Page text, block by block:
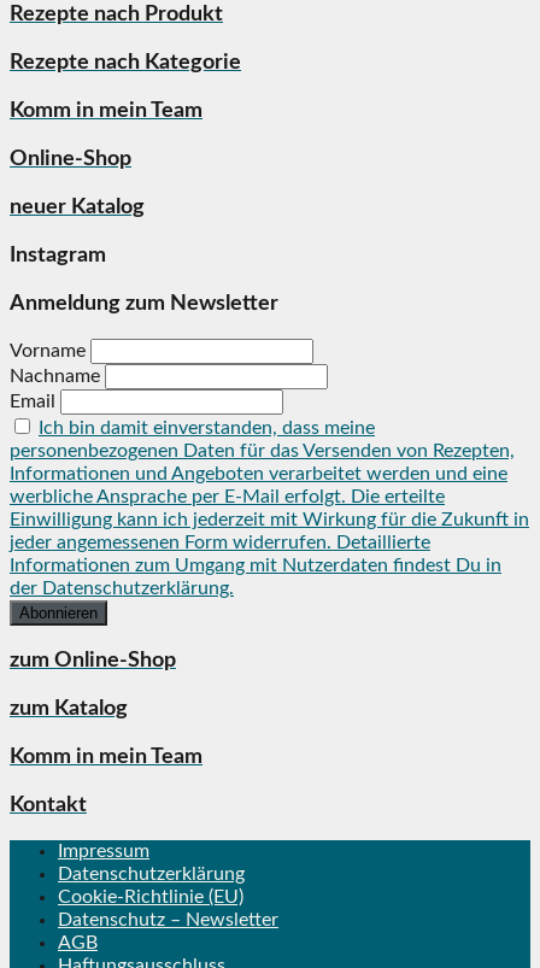
Kategorie
Rezepte nach Produkt
Rezepte nach Kategorie
Komm in mein Team
Online-Shop
neuer Katalog
Instagram
Anmeldung zum Newsletter
Vorname
Nachname
Email
Ich bin damit einverstanden, dass meine
personenbezogenen Daten für das Versenden von Rezepten,
Informationen und Angeboten verarbeitet werden und eine
werbliche Ansprache per E-Mail erfolgt. Die erteilte
Einwilligung kann ich jederzeit mit Wirkung für die Zukunft in
jeder angemessenen Form widerrufen. Detaillierte
Informationen zum Umgang mit Nutzerdaten findest Du in
der Datenschutzerklärung.
zum Online-Shop
zum Katalog
Komm in mein Team
Kontakt
Impressum
Datenschutzerklärung
Cookie-Richtlinie (EU)
Datenschutz – Newsletter
AGB